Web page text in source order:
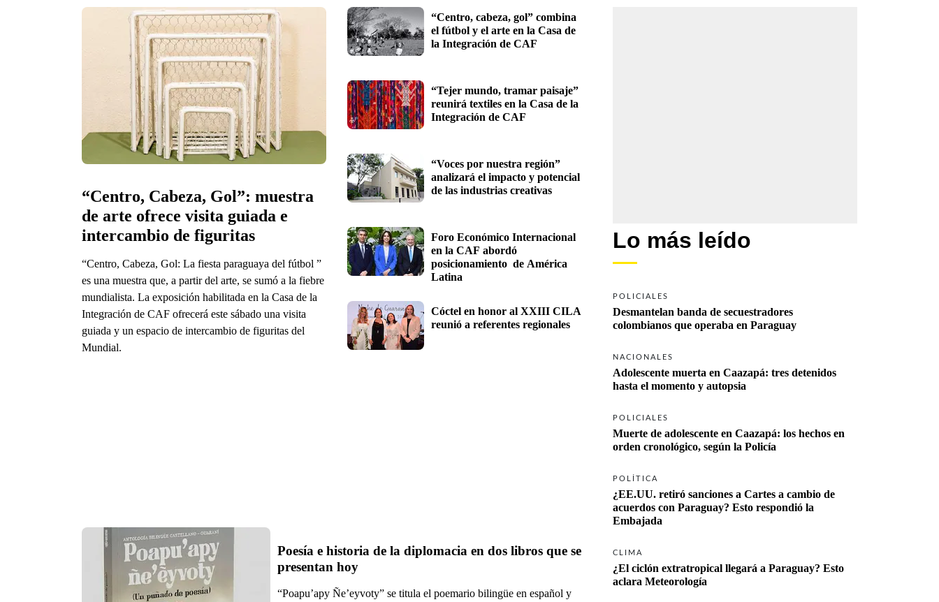
“Centro, Cabeza, Gol”: muestra
de arte ofrece visita guiada e
intercambio de figuritas
“Centro, Cabeza, Gol: La fiesta paraguaya del fútbol ”
es una muestra que, a partir del arte, se sumó a la fiebre
mundialista. La exposición habilitada en la Casa de la
Integración de CAF ofrecerá este sábado una visita
guiada y un espacio de intercambio de figuritas del
Mundial.
“Centro, cabeza, gol” combina
el fútbol y el arte en la Casa de
la Integración de CAF
“Tejer mundo, tramar paisaje”
reunirá textiles en la Casa de la
Integración de CAF
“Voces por nuestra región”
analizará el impacto y potencial
de las industrias creativas
Foro Económico Internacional
en la CAF abordó
posicionamiento  de América
Latina
Cóctel en honor al XXIII CILA
reunió a referentes regionales
Poesía e historia de la diplomacia en dos libros que se
presentan hoy
“Poapu’apy Ñe’eyvoty” se titula el poemario bilingüe en español y
Lo más leído
POLICIALES
Desmantelan banda de secuestradores
colombianos que operaba en Paraguay
NACIONALES
Adolescente muerta en Caazapá: tres detenidos
hasta el momento y autopsia
POLICIALES
Muerte de adolescente en Caazapá: los hechos en
orden cronológico, según la Policía
POLÍTICA
¿EE.UU. retiró sanciones a Cartes a cambio de
acuerdos con Paraguay? Esto respondió la
Embajada
CLIMA
¿El ciclón extratropical llegará a Paraguay? Esto
aclara Meteorología